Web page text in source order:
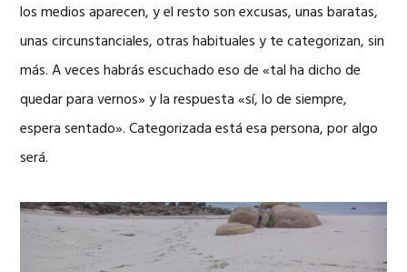
los medios aparecen, y el resto son excusas, unas baratas,
unas circunstanciales, otras habituales y te categorizan, sin
más. A veces habrás escuchado eso de «tal ha dicho de
quedar para vernos» y la respuesta «sí, lo de siempre,
espera sentado». Categorizada está esa persona, por algo
será.